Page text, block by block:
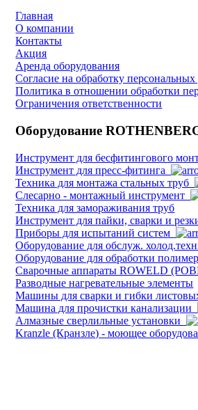
Главная
О компании
Контакты
Акция
Аренда оборудования
Согласие на обработку
Политика в отношении обработки
Ограничения ответственности
Оборудование
Инструмент для бесфитингового
Инструмент для пресс-фитинга
Техника для монтажа стальных труб
Слесарно - монтажный инструмент
Техника для замораживания труб
Инструмент для пайки, сварки и
Приборы для испытаний систем
Оборудование для обслуж.
Оборудование для обработки
Cварочные аппараты ROWELD
Разводные нагревательные элементы
Машины для сварки и гибки
Машина для прочистки канализации
Алмазные сверлильные установки
Kranzle (Кранзле) - моющее оборудова